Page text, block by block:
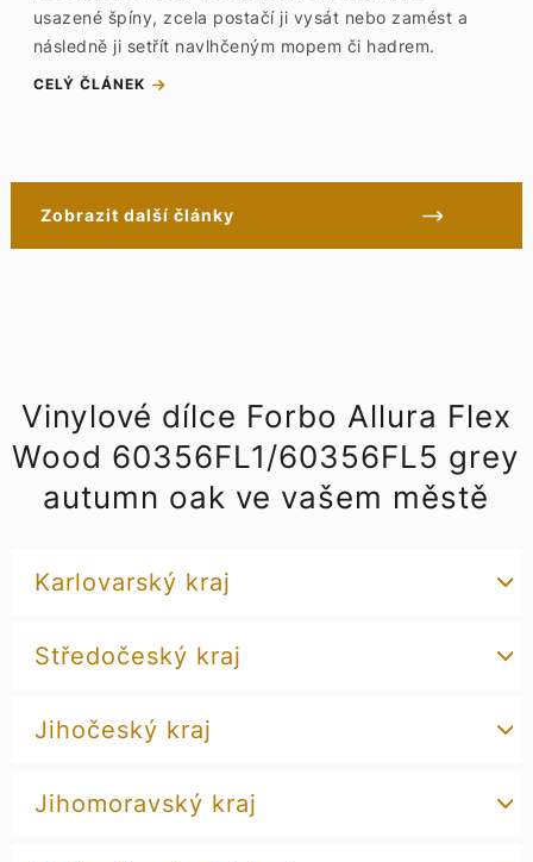
usazené špíny, zcela postačí ji vysát nebo zamést a
následně ji setřít navlhčeným mopem či hadrem.
CELÝ ČLÁNEK
Zobrazit další články
Vinylové dílce Forbo Allura Flex
Wood 60356FL1/60356FL5 grey
autumn oak ve vašem městě
Karlovarský kraj
Středočeský kraj
Jihočeský kraj
Jihomoravský kraj